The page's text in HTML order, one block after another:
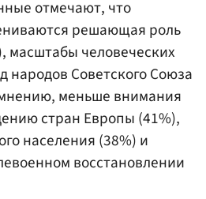
отмечают, что
решающая роль
масштабы человеческих
народов Советского Союза
меньше внимания
стран Европы (41%),
населения (38%) и
восстановлении